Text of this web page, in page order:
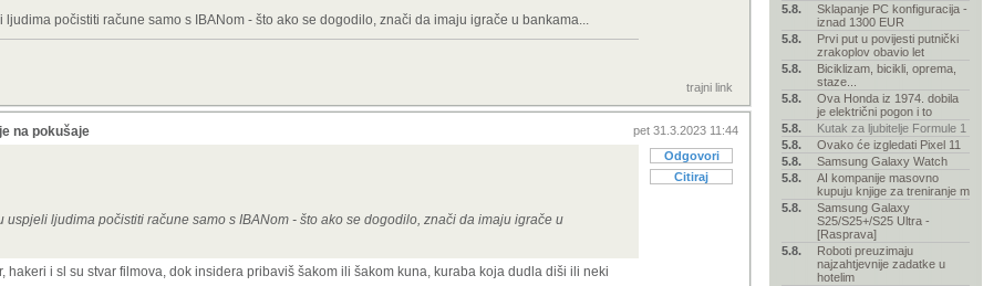
počistiti račune samo s IBANom - što ako se dogodilo, znači da imaju igrače u bankama...
trajni link
pet 31.3.2023 11:44
Odgovori
Citiraj
na pokušaje
uspjeli ljudima počistiti račune samo s IBANom - što ako se dogodilo, znači da imaju igrače u
hakeri i sl su stvar filmova, dok insidera pribaviš šakom ili šakom kuna, kuraba koja dudla diši ili neki
5.8.
Sklapanje PC konfiguracija -
iznad 1300 EUR
5.8.
Prvi put u povijesti putnički
zrakoplov obavio let
5.8.
Biciklizam, bicikli, oprema,
staze...
5.8.
Ova Honda iz 1974. dobila
je električni pogon i to
5.8.
Kutak za ljubitelje Formule 1
5.8.
Ovako će izgledati Pixel 11
5.8.
Samsung Galaxy Watch
5.8.
AI kompanije masovno
kupuju knjige za treniranje m
5.8.
Samsung Galaxy
S25/S25+/S25 Ultra -
[Rasprava]
5.8.
Roboti preuzimaju
najzahtjevnije zadatke u
hotelim